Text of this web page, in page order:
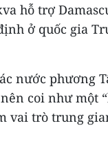
hỗ trợ
ở quốc gia
nước phương
coi như một
vai trò trung